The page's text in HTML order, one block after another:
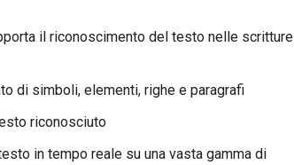
il riconoscimento del testo nelle scritture
di simboli, elementi, righe e paragrafi
riconosciuto
in tempo reale su una vasta gamma di